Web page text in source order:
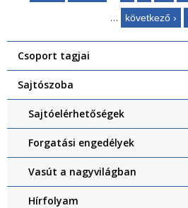
… következő ›
Csoport tagjai
Sajtószoba
Sajtóelérhetőségek
Forgatási engedélyek
Vasút a nagyvilágban
Hírfolyam